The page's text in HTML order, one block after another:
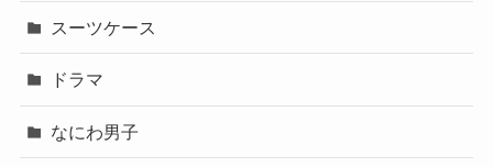
スーツケース
ドラマ
なにわ男子